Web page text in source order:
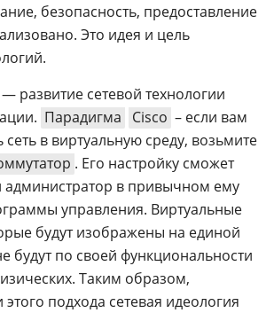
безопасность, предоставление
Это идея и цель
развитие сетевой технологии
Парадигма Cisco – если вам
в виртуальную среду, возьмите
. Его настройку сможет
администратор в привычном ему
управления. Виртуальные
будут изображены на единой
будут по своей функциональности
Таким образом,
подхода сетевая идеология